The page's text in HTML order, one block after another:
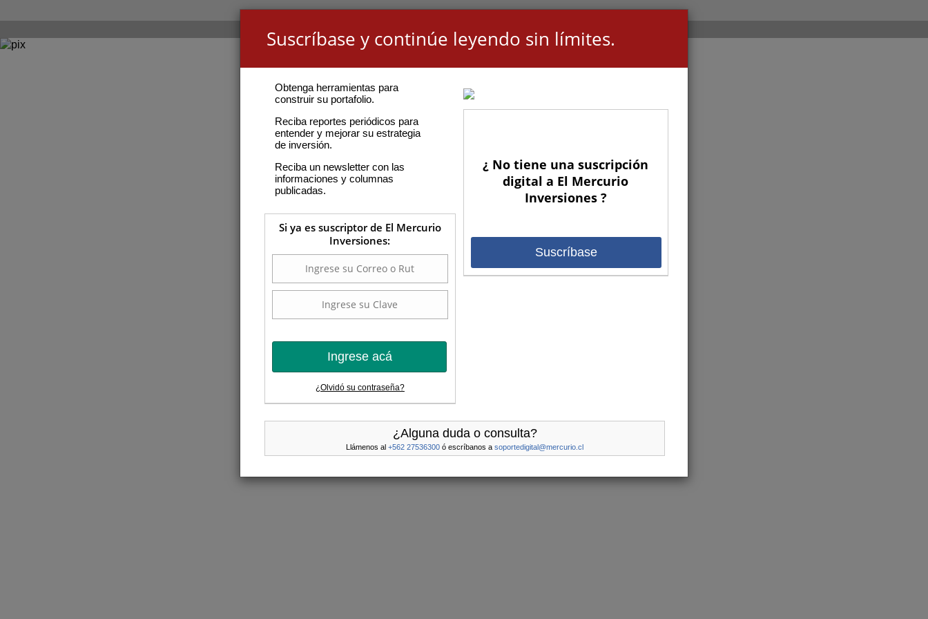
Suscríbase y continúe leyendo sin límites.
Obtenga herramientas para
construir su portafolio.
Reciba reportes periódicos para
entender y mejorar su estrategia
de inversión.
Reciba un newsletter con las
informaciones y columnas
publicadas.
Si ya es suscriptor de El Mercurio
Inversiones:
Ingrese acá
¿Olvidó su contraseña?
¿ No tiene una suscripción
digital a El Mercurio
Inversiones ?
Suscríbase
¿Alguna duda o consulta?
Llámenos al +562 27536300 ó escríbanos a soportedigital@mercurio.cl